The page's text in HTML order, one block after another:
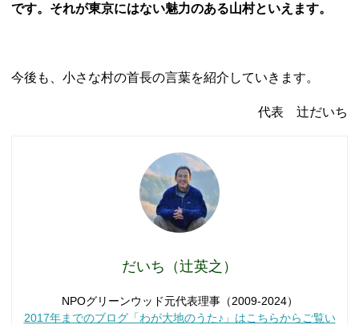
です。それが東京にはない魅力のある山村といえます。
今後も、小さな村の首長の言葉を紹介していきます。
代表 辻だいち
だいち（辻英之）
NPOグリーンウッド元代表理事（2009-2024）
2017年までのブログ「わが大地のうた♪」はこちらからご覧い